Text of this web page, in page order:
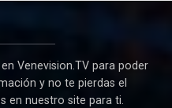
Venevision.TV para poder
y no te pierdas el
en nuestro site para ti.